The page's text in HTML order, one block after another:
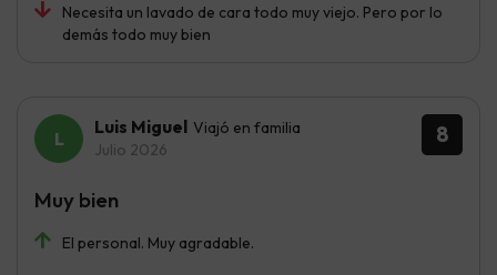
Necesita un lavado de cara todo muy viejo. Pero por lo
demás todo muy bien
8
Luis Miguel Viajó en familia
Julio 2026
El personal. Muy agradable.
Muy bien